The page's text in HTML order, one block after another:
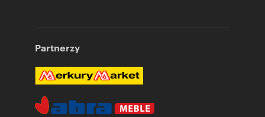
Partnerzy